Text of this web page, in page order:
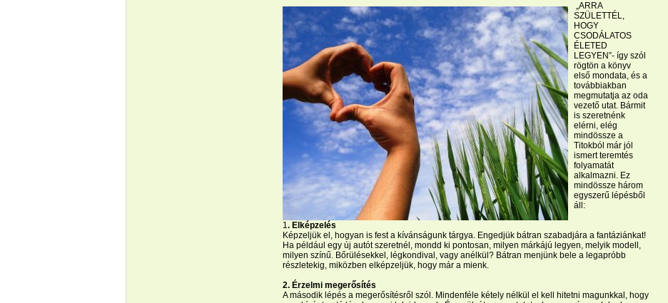
„ARRA
SZÜLETTÉL,
HOGY
CSODÁLATOS
ÉLETED
LEGYEN”- így szól
rögtön a könyv
első mondata, és a
továbbiakban
megmutatja az oda
vezető utat. Bármit
is szeretnénk
elérni, elég
mindössze a
Titokból már jól
ismert teremtés
folyamatát
alkalmazni. Ez
mindössze három
egyszerű lépésből
áll:
1. Elképzelés
Képzeljük el, hogyan is fest a kívánságunk tárgya. Engedjük bátran szabadjára a fantáziánkat!
Ha például egy új autót szeretnél, mondd ki pontosan, milyen márkájú legyen, melyik modell,
milyen színű. Bőrülésekkel, légkondival, vagy anélkül? Bátran menjünk bele a legapróbb
részletekig, miközben elképzeljük, hogy már a mienk.
2. Érzelmi megerősítés
A második lépés a megerősítésről szól. Mindenféle kétely nélkül el kell hitetni magunkkal, hogy